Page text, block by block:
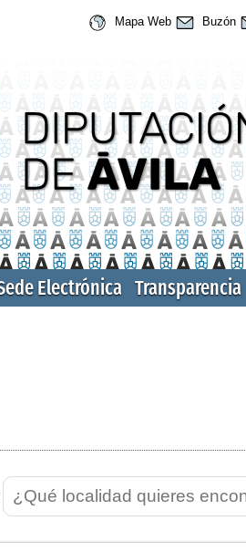
Mapa Web Buzón
Electrónica Transparencia